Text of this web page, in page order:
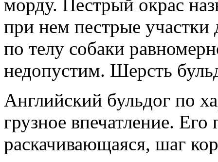
морду. Пестрый окрас
при нем пестрые
по телу собаки
недопустим. Шерсть
Английский бульдог по
грузное впечатление.
раскачивающаяся, шаг